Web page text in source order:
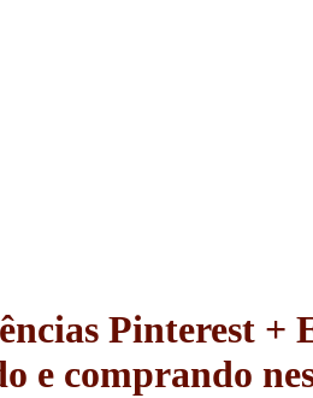
Pinterest +
e comprando